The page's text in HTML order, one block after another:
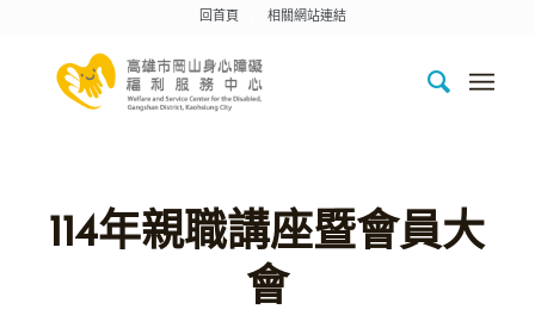
回首頁 相關網站連結
114年親職講座暨會員大
會